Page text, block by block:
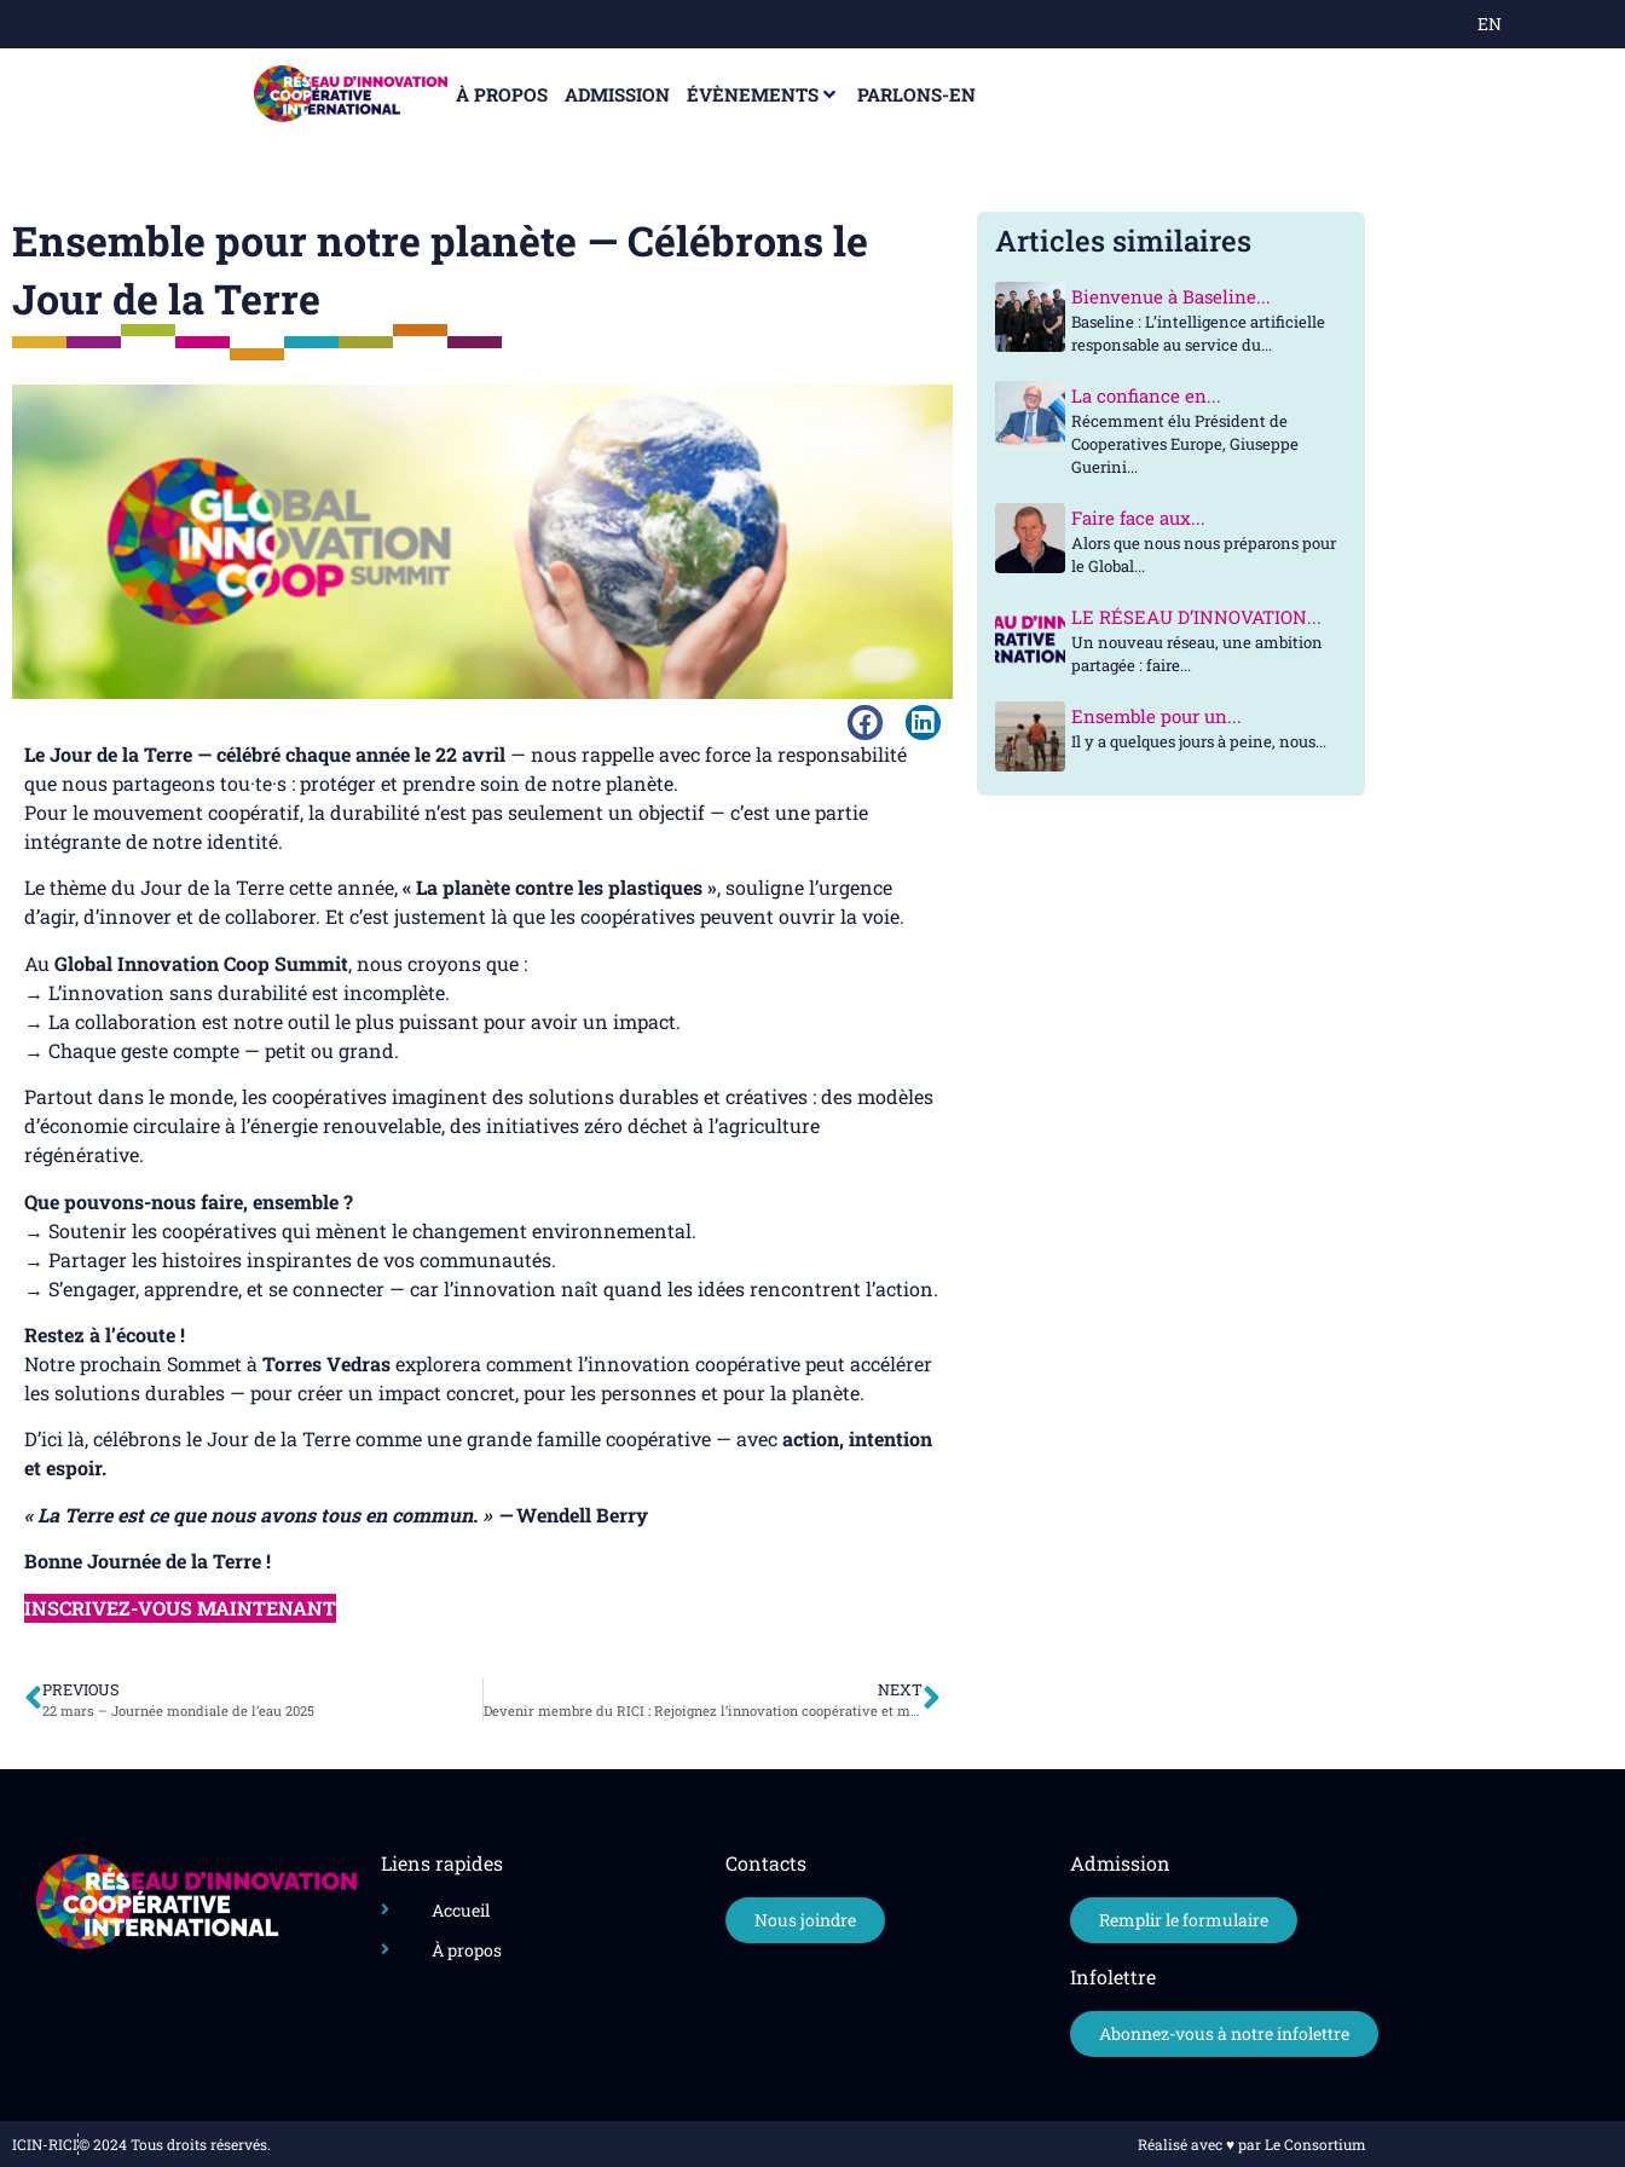
EN
À PROPOS ADMISSION ÉVÈNEMENTS PARLONS-EN
Ensemble pour notre planète — Célébrons le
Jour de la Terre
Le Jour de la Terre — célébré chaque année le 22 avril — nous rappelle avec force la responsabilité
que nous partageons tou·te·s : protéger et prendre soin de notre planète.
Pour le mouvement coopératif, la durabilité n’est pas seulement un objectif — c’est une partie
intégrante de notre identité.
Le thème du Jour de la Terre cette année,« La planète contre les plastiques », souligne l’urgence
d’agir, d’innover et de collaborer. Et c’est justement là que les coopératives peuvent ouvrir la voie.
Au Global Innovation Coop Summit, nous croyons que :
→ L’innovation sans durabilité est incomplète.
→ La collaboration est notre outil le plus puissant pour avoir un impact.
→ Chaque geste compte — petit ou grand.
Partout dans le monde, les coopératives imaginent des solutions durables et créatives : des modèles
d’économie circulaire à l’énergie renouvelable, des initiatives zéro déchet à l’agriculture
régénérative.
Que pouvons-nous faire, ensemble ?
→ Soutenir les coopératives qui mènent le changement environnemental.
→ Partager les histoires inspirantes de vos communautés.
→ S’engager, apprendre, et se connecter — car l’innovation naît quand les idées rencontrent l’action.
Restez à l’écoute !
Notre prochain Sommet à Torres Vedrasexplorera comment l’innovation coopérative peut accélérer
les solutions durables — pour créer un impact concret, pour les personnes et pour la planète.
D’ici là, célébrons le Jour de la Terre comme une grande famille coopérative — avecaction, intention
et espoir.
« La Terre est ce que nous avons tous en commun. » —Wendell Berry
Bonne Journée de la Terre !
INSCRIVEZ-VOUS MAINTENANT
PREVIOUS
22 mars – Journée mondiale de l’eau 2025
NEXT
Articles similaires
Bienvenue à Baseline...
Baseline : L’intelligence artificielle
responsable au service du...
La confiance en...
Récemment élu Président de
Cooperatives Europe, Giuseppe
Guerini...
Faire face aux...
Alors que nous nous préparons pour
le Global...
LE RÉSEAU D’INNOVATION...
Un nouveau réseau, une ambition
partagée : faire...
Ensemble pour un...
Il y a quelques jours à peine, nous...
Liens rapides
Accueil
À propos
Contacts
Nous joindre
Admission
Remplir le formulaire
Infolettre
Abonnez-vous à notre infolettre
ICIN-RICI© 2024 Tous droits réservés. Réalisé avec ♥️ par Le Consortium